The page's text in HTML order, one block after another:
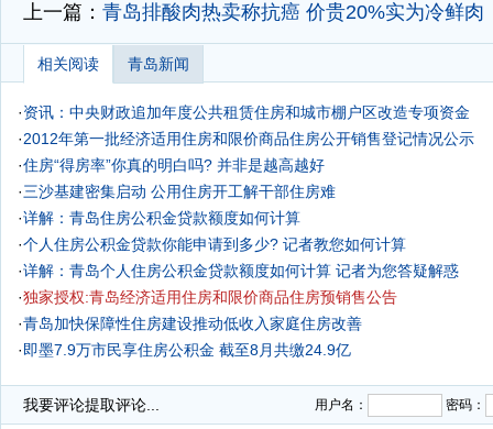
上一篇： 青岛排酸肉热卖称抗癌 价贵20%实为冷鲜肉
相关阅读 青岛新闻
·资讯：中央财政追加年度公共租赁住房和城市棚户区改造专项资金
·2012年第一批经济适用住房和限价商品住房公开销售登记情况公示
·住房“得房率”你真的明白吗? 并非是越高越好
·三沙基建密集启动 公用住房开工解干部住房难
·详解：青岛住房公积金贷款额度如何计算
·个人住房公积金贷款你能申请到多少? 记者教您如何计算
·详解：青岛个人住房公积金贷款额度如何计算 记者为您答疑解惑
·独家授权:青岛经济适用住房和限价商品住房预销售公告
·青岛加快保障性住房建设推动低收入家庭住房改善
· 即墨7.9万市民享住房公积金 截至8月共缴24.9亿
我要评论提取评论... 用户名： 密码：